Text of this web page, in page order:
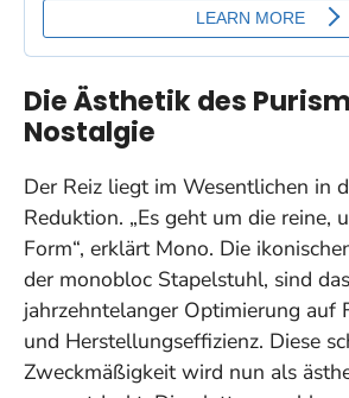
Die Ästhetik des
Nostalgie
Der Reiz liegt im Wesentlichen in
Reduktion. „Es geht um die reine,
Form“, erklärt Mono. Die
der monobloc Stapelstuhl, sind
jahrzehntelanger Optimierung auf
und Herstellungseffizienz. Diese
Zweckmäßigkeit wird nun als